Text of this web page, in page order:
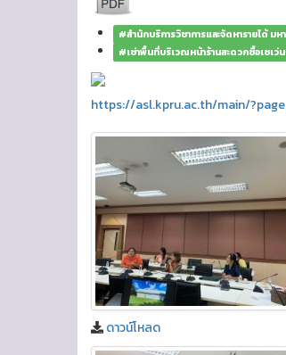
#สำนักบริการวิชาการและจัดหารายได้ ม
#เช่าพื้นที่บริเวณหน้าร้านสะดวกซื้อเซเว่น
https://asl.kpru.ac.th/main/
ดาวน์โหลด